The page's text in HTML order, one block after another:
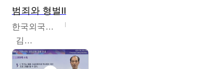
범죄와 형벌II
한국외국어대학교
김현수